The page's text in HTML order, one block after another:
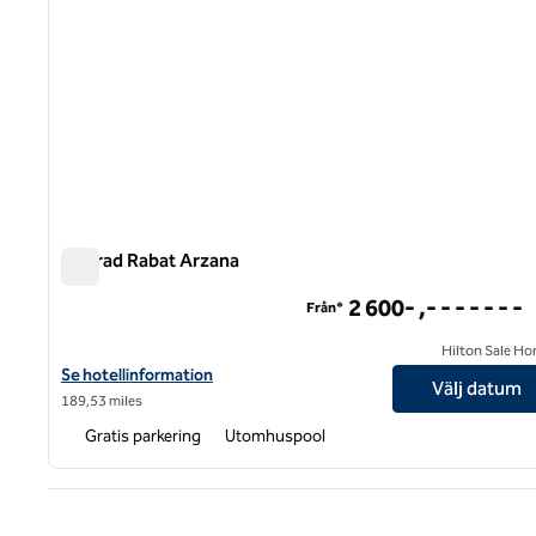
Conrad Rabat Arzana
Visa hotelluppgifter för Conrad Rabat Arzana
Se hotellinformation
189,53 miles
Från* 2 600- ,- - - - - - -
Hilton Sale
Välj datum
Gratis parkering Utomhuspool